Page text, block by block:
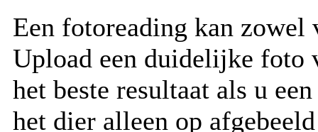
Een fotoreading kan zowel
Upload een duidelijke foto
het beste resultaat als u
het dier alleen op